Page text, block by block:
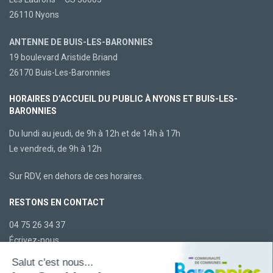
26110 Nyons
ANTENNE DE BUIS-LES-BARONNIES
19 boulevard Aristide Briand
26170 Buis-Les-Baronnies
HORAIRES D’ACCUEIL DU PUBLIC À NYONS ET BUIS-LES-
BARONNIES
Du lundi au jeudi, de 9h à 12h et de 14h à 17h
Le vendredi, de 9h à 12h
Sur RDV, en dehors de ces horaires.
RESTONS EN CONTACT
04 75 26 34 37
Écrivez-nous